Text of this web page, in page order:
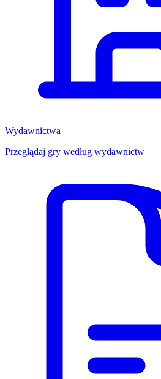
Wydawnictwa
Przeglądaj gry według wydawnictw